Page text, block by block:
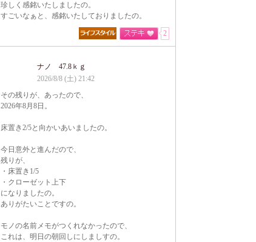
珍しく感銘いたしましたの。
すごいなぁと、感銘いたしておりましたの。
2
ナノ 47.8ｋｇ
2026/8/8 (土) 21:42
その残りが、あったので、
2026年8月8日。
床置き2/5と向かいあいましたの。
今日意外と進んだので、
残りが、
・床置き1/5
・クローゼット上下
になりましたの。
ありがたいことですの。
モノの名前メモがつくれなかったので、
これは、明日の朝回しにしましすの。